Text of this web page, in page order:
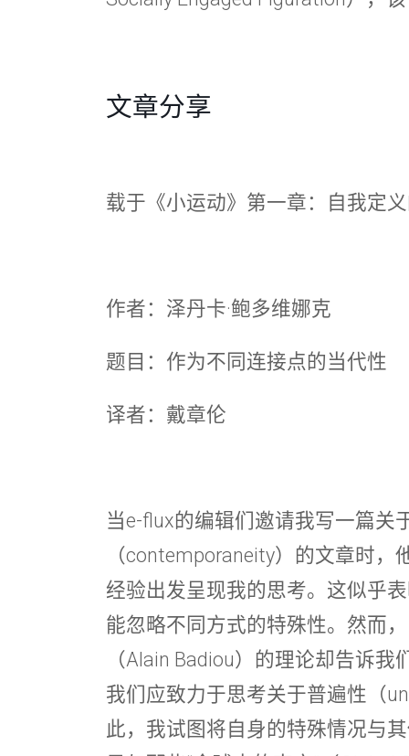
文章分享
载于《小运动》第一章：自我定
作者：泽丹卡·鲍多维娜克
题目：作为不同连接点的当代性
译者：戴章伦
当e-flux的编辑们邀请我写一篇关
（contemporaneity）的文章时
经验出发呈现我的思考。这似乎
能忽略不同方式的特殊性。然而
（Alain Badiou）的理论却告诉
我们应致力于思考关于普遍性（
此，我试图将自身的特殊情况与